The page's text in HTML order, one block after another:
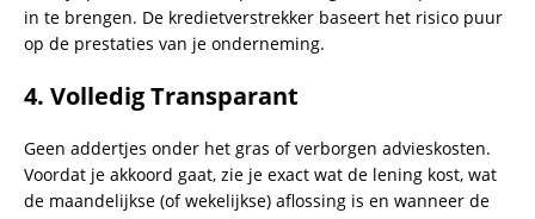
in te brengen. De kredietverstrekker baseert het risico puur
op de prestaties van je onderneming.
4. Volledig Transparant
Geen addertjes onder het gras of verborgen advieskosten.
Voordat je akkoord gaat, zie je exact wat de lening kost, wat
de maandelijkse (of wekelijkse) aflossing is en wanneer de